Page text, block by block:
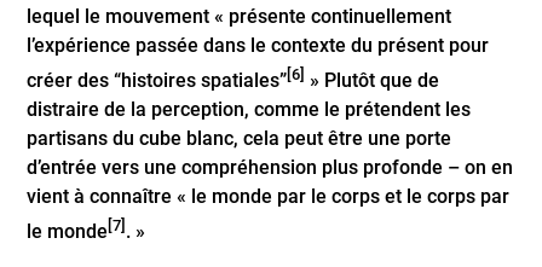
lequel le mouvement « présente continuellement
l’expérience passée dans le contexte du présent pour
créer des “histoires spatiales”[6] » Plutôt que de
distraire de la perception, comme le prétendent les
partisans du cube blanc, cela peut être une porte
d’entrée vers une compréhension plus profonde – on en
vient à connaître « le monde par le corps et le corps par
le monde[7] . »